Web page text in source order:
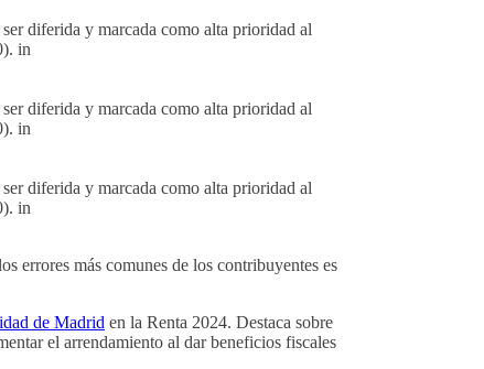
diferida y marcada como alta prioridad al
in
diferida y marcada como alta prioridad al
in
diferida y marcada como alta prioridad al
in
errores más comunes de los contribuyentes es
de Madrid en la Renta 2024. Destaca sobre
el arrendamiento al dar beneficios fiscales